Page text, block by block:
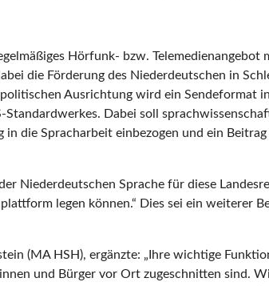
Hörfunk- bzw.
die Förderung des Niederdeutschen in
Ausrichtung wird ein
Standardwerkes. Dabei soll
die Spracharbeit einbezogen und ein
Niederdeutschen Sprache für diese
legen können.“ Dies sei ein weiterer
(MA HSH), ergänzte: „Ihre wichtige
und Bürger vor Ort zugeschnitten sind.